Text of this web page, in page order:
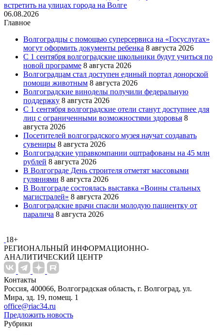
встретить на улицах города на Волге
06.08.2026
Главное
Волгоградцы с помощью суперсервиса на «Госуслугах»
могут оформить документы ребенка 8 августа 2026
С 1 сентября волгоградские школьники будут учиться по
новой программе 8 августа 2026
Волгоградцам стал доступен единый портал донорской
помощи животным 8 августа 2026
Волгоградские виноделы получили федеральную
поддержку 8 августа 2026
С 1 сентября волгоградские отели станут доступнее для
лиц с ограниченными возможностями здоровья 8
августа 2026
Посетителей волгоградского музея научат создавать
сувениры 8 августа 2026
Волгоградские управкомпании оштрафованы на 45 млн
рублей 8 августа 2026
В Волгограде День строителя отметят массовыми
гуляниями 8 августа 2026
В Волгограде состоялась выставка «Воины стальных
магистралей» 8 августа 2026
Волгоградские врачи спасли молодую пациентку от
паралича 8 августа 2026
18+
РЕГИОНАЛЬНЫЙ ИНФОРМАЦИОННО-
АНАЛИТИЧЕСКИЙ ЦЕНТР
Контакты
Россия, 400066, Волгоградская область, г. Волгоград, ул.
Мира, зд. 19, помещ. 1
office@riac34.ru
Предложить новость
Рубрики